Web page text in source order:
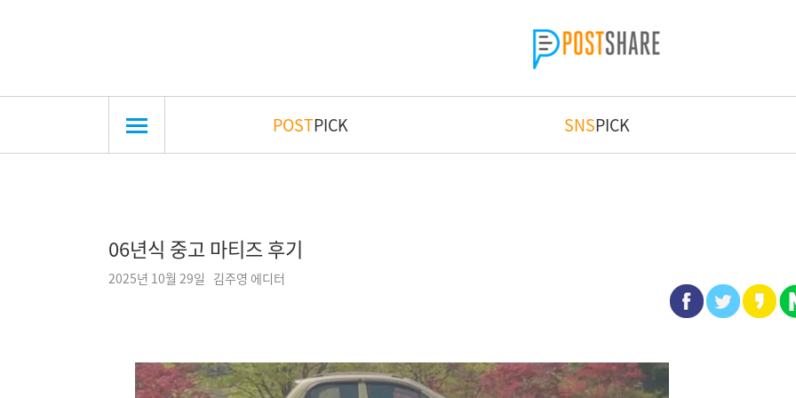
POSTPICK SNSPICK
06년식 중고 마티즈 후기
2025년 10월 29일 김주영 에디터